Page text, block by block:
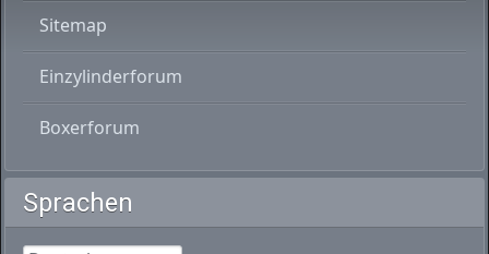
Sitemap
Einzylinderforum
Boxerforum
Sprachen